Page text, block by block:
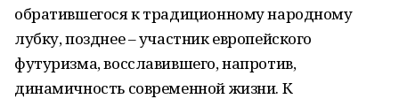
обратившегося к традиционному народному
лубку, позднее – участник европейского
футуризма, восславившего, напротив,
динамичность современной жизни. К